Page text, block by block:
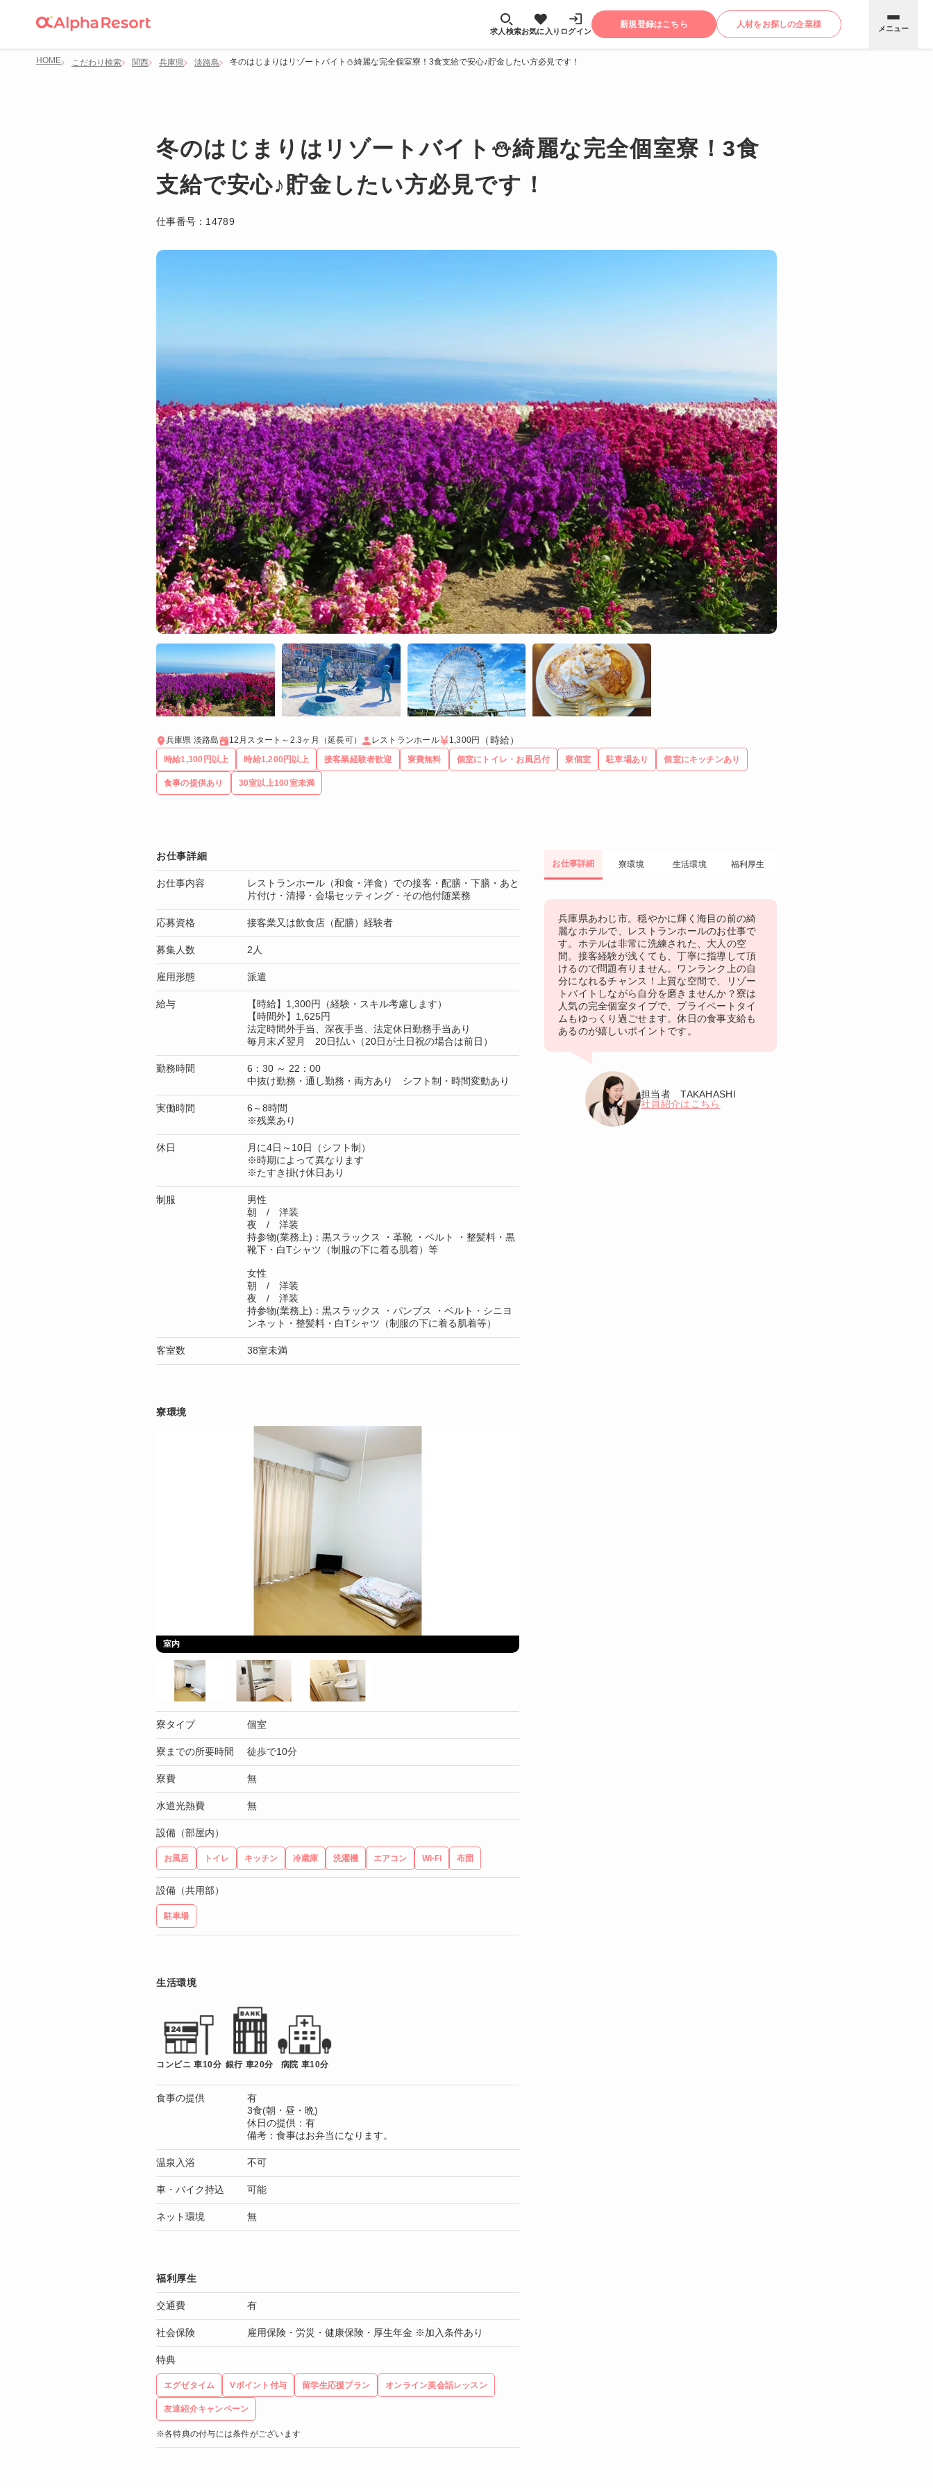
求人検索お気に入り ログイン
新規登録はこちら 人材をお探しの企業様 メニュー
HOME こだわり検索 関西 兵庫県 淡路島 冬のはじまりはリゾートバイト⛄綺麗な完全個室寮！3食支給で安心♪貯金したい方必見です！
冬のはじまりはリゾートバイト⛄綺麗な完全個室寮！3食
支給で安心♪貯金したい方必見です！
仕事番号： 14789
兵庫県 淡路島 12月スタート～2.3ヶ月（延長可） レストランホール 1,300円 （時給）
時給1,300円以上 時給1,200円以上 接客業経験者歓迎 寮費無料 個室にトイレ・お風呂付 寮個室 駐車場あり 個室にキッチンあり
食事の提供あり 30室以上100室未満
お仕事詳細 寮環境 生活環境 福利厚生
兵庫県あわじ市。穏やかに輝く海目の前の綺
麗なホテルで、レストランホールのお仕事で
す。ホテルは非常に洗練された、大人の空
間。接客経験が浅くても、丁寧に指導して頂
けるので問題有りません。ワンランク上の自
分になれるチャンス！上質な空間で、リゾー
トバイトしながら自分を磨きませんか？寮は
人気の完全個室タイプで、プライベートタイ
ムもゆっくり過ごせます。休日の食事支給も
あるのが嬉しいポイントです。
担当者 TAKAHASHI
社員紹介はこちら
お仕事詳細
お仕事内容
レストランホール（和食・洋食）での接客・配膳・下膳・あと
片付け・清掃・会場セッティング・その他付随業務
応募資格 接客業又は飲食店（配膳）経験者
募集人数 2人
雇用形態 派遣
給与
【時給】1,300円（経験・スキル考慮します）
【時間外】1,625円
法定時間外手当、深夜手当、法定休日勤務手当あり
毎月末〆翌月 20日払い（20日が土日祝の場合は前日）
勤務時間
6：30 ～ 22：00
中抜け勤務・通し勤務・両方あり シフト制・時間変動あり
実働時間
6～8時間
※残業あり
休日
月に4日～10日（シフト制）
※時期によって異なります
※たすき掛け休日あり
制服
男性
朝 / 洋装
夜 / 洋装
持参物(業務上)：黒スラックス ・革靴 ・ベルト ・整髪料・黒
靴下・白Tシャツ（制服の下に着る肌着）等
女性
朝 / 洋装
夜 / 洋装
持参物(業務上)：黒スラックス ・パンプス ・ベルト・シニヨ
ンネット・整髪料・白Tシャツ（制服の下に着る肌着等）
客室数 38室未満
寮環境
室内
寮タイプ 個室
寮までの所要時間 徒歩で10分
寮費 無
水道光熱費 無
設備（部屋内）
お風呂 トイレ キッチン 冷蔵庫 洗濯機 エアコン Wi-Fi 布団
設備（共用部）
駐車場
生活環境
コンビニ 車10分 銀行 車20分 病院 車10分
食事の提供
有
3食(朝・昼・晩)
休日の提供：有
備考：食事はお弁当になります。
温泉入浴 不可
車・バイク持込 可能
ネット環境 無
福利厚生
交通費 有
社会保険 雇用保険・労災・健康保険・厚生年金 ※加入条件あり
特典
エグゼタイム Vポイント付与 留学生応援プラン オンライン英会話レッスン
友達紹介キャンペーン
※各特典の付与には条件がございます